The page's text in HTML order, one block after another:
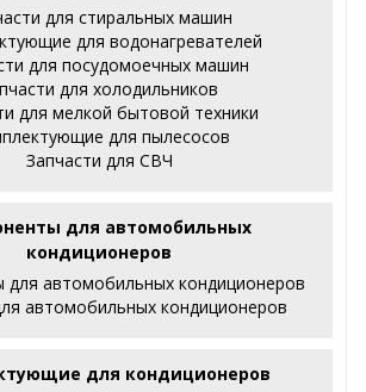
для стиральных машин
для водонагревателей
для посудомоечных машин
для холодильников
для мелкой бытовой техники
для пылесосов
Запчасти для СВЧ
для автомобильных
кондиционеров
для автомобильных кондиционеров
автомобильных кондиционеров
для кондиционеров